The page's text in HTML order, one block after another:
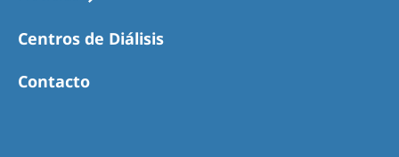
Centros de Diálisis
Contacto